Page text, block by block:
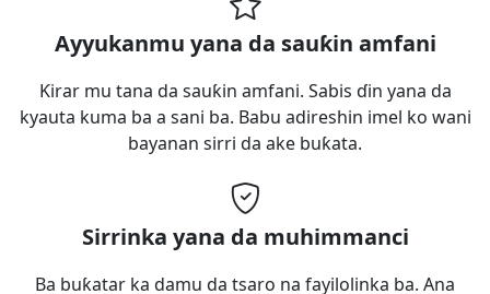
Ayyukanmu yana da sauƙin amfani
Ƙirar mu tana da sauƙin amfani. Sabis ɗin yana da
kyauta kuma ba a sani ba. Babu adireshin imel ko wani
bayanan sirri da ake buƙata.
Sirrinka yana da muhimmanci
Ba buƙatar ka damu da tsaro na fayilolinka ba. Ana